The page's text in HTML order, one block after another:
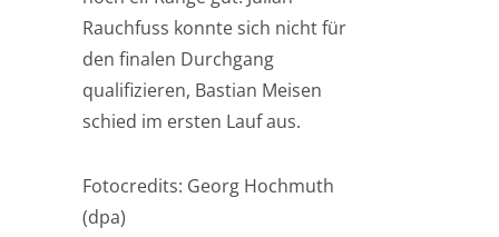
Rauchfuss konnte sich nicht für
den finalen Durchgang
qualifizieren, Bastian Meisen
schied im ersten Lauf aus.
Fotocredits: Georg Hochmuth
(dpa)